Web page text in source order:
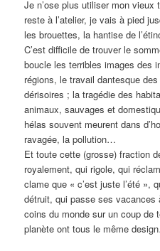
Je n’ose plus utiliser mon vieux
reste à l’atelier, je vais à pied
les brouettes, la hantise de
C’est difficile de trouver le
boucle les terribles images des
régions, le travail dantesque
dérisoires ; la tragédie des
animaux, sauvages et
hélas souvent meurent dans
ravagée, la pollution…
Et toute cette (grosse) fraction
royalement, qui rigole, qui
clame que « c’est juste l’été »,
détruit, qui passe ses vacances
coins du monde sur un coup de
planète ont tous le même